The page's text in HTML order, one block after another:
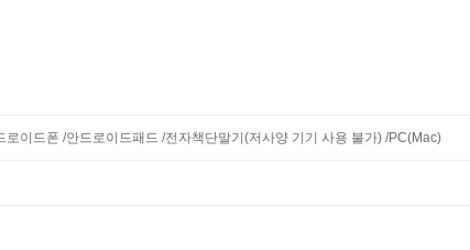
이드폰 /안드로이드패드 /전자책단말기(저사양 기기 사용 불가) /PC(Mac)